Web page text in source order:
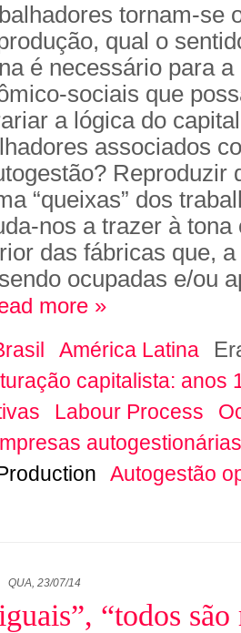
tornam-se
qual o
é necessário para
sociais que
a lógica do
associados
Reproduzir
“queixas” dos
nos a trazer à tona
das fábricas que,
ocupadas e/ou
more »
América Latina
capitalista: anos
Labour Process
autogestionárias
Autogestão
QUA, 23/07/14
“todos são